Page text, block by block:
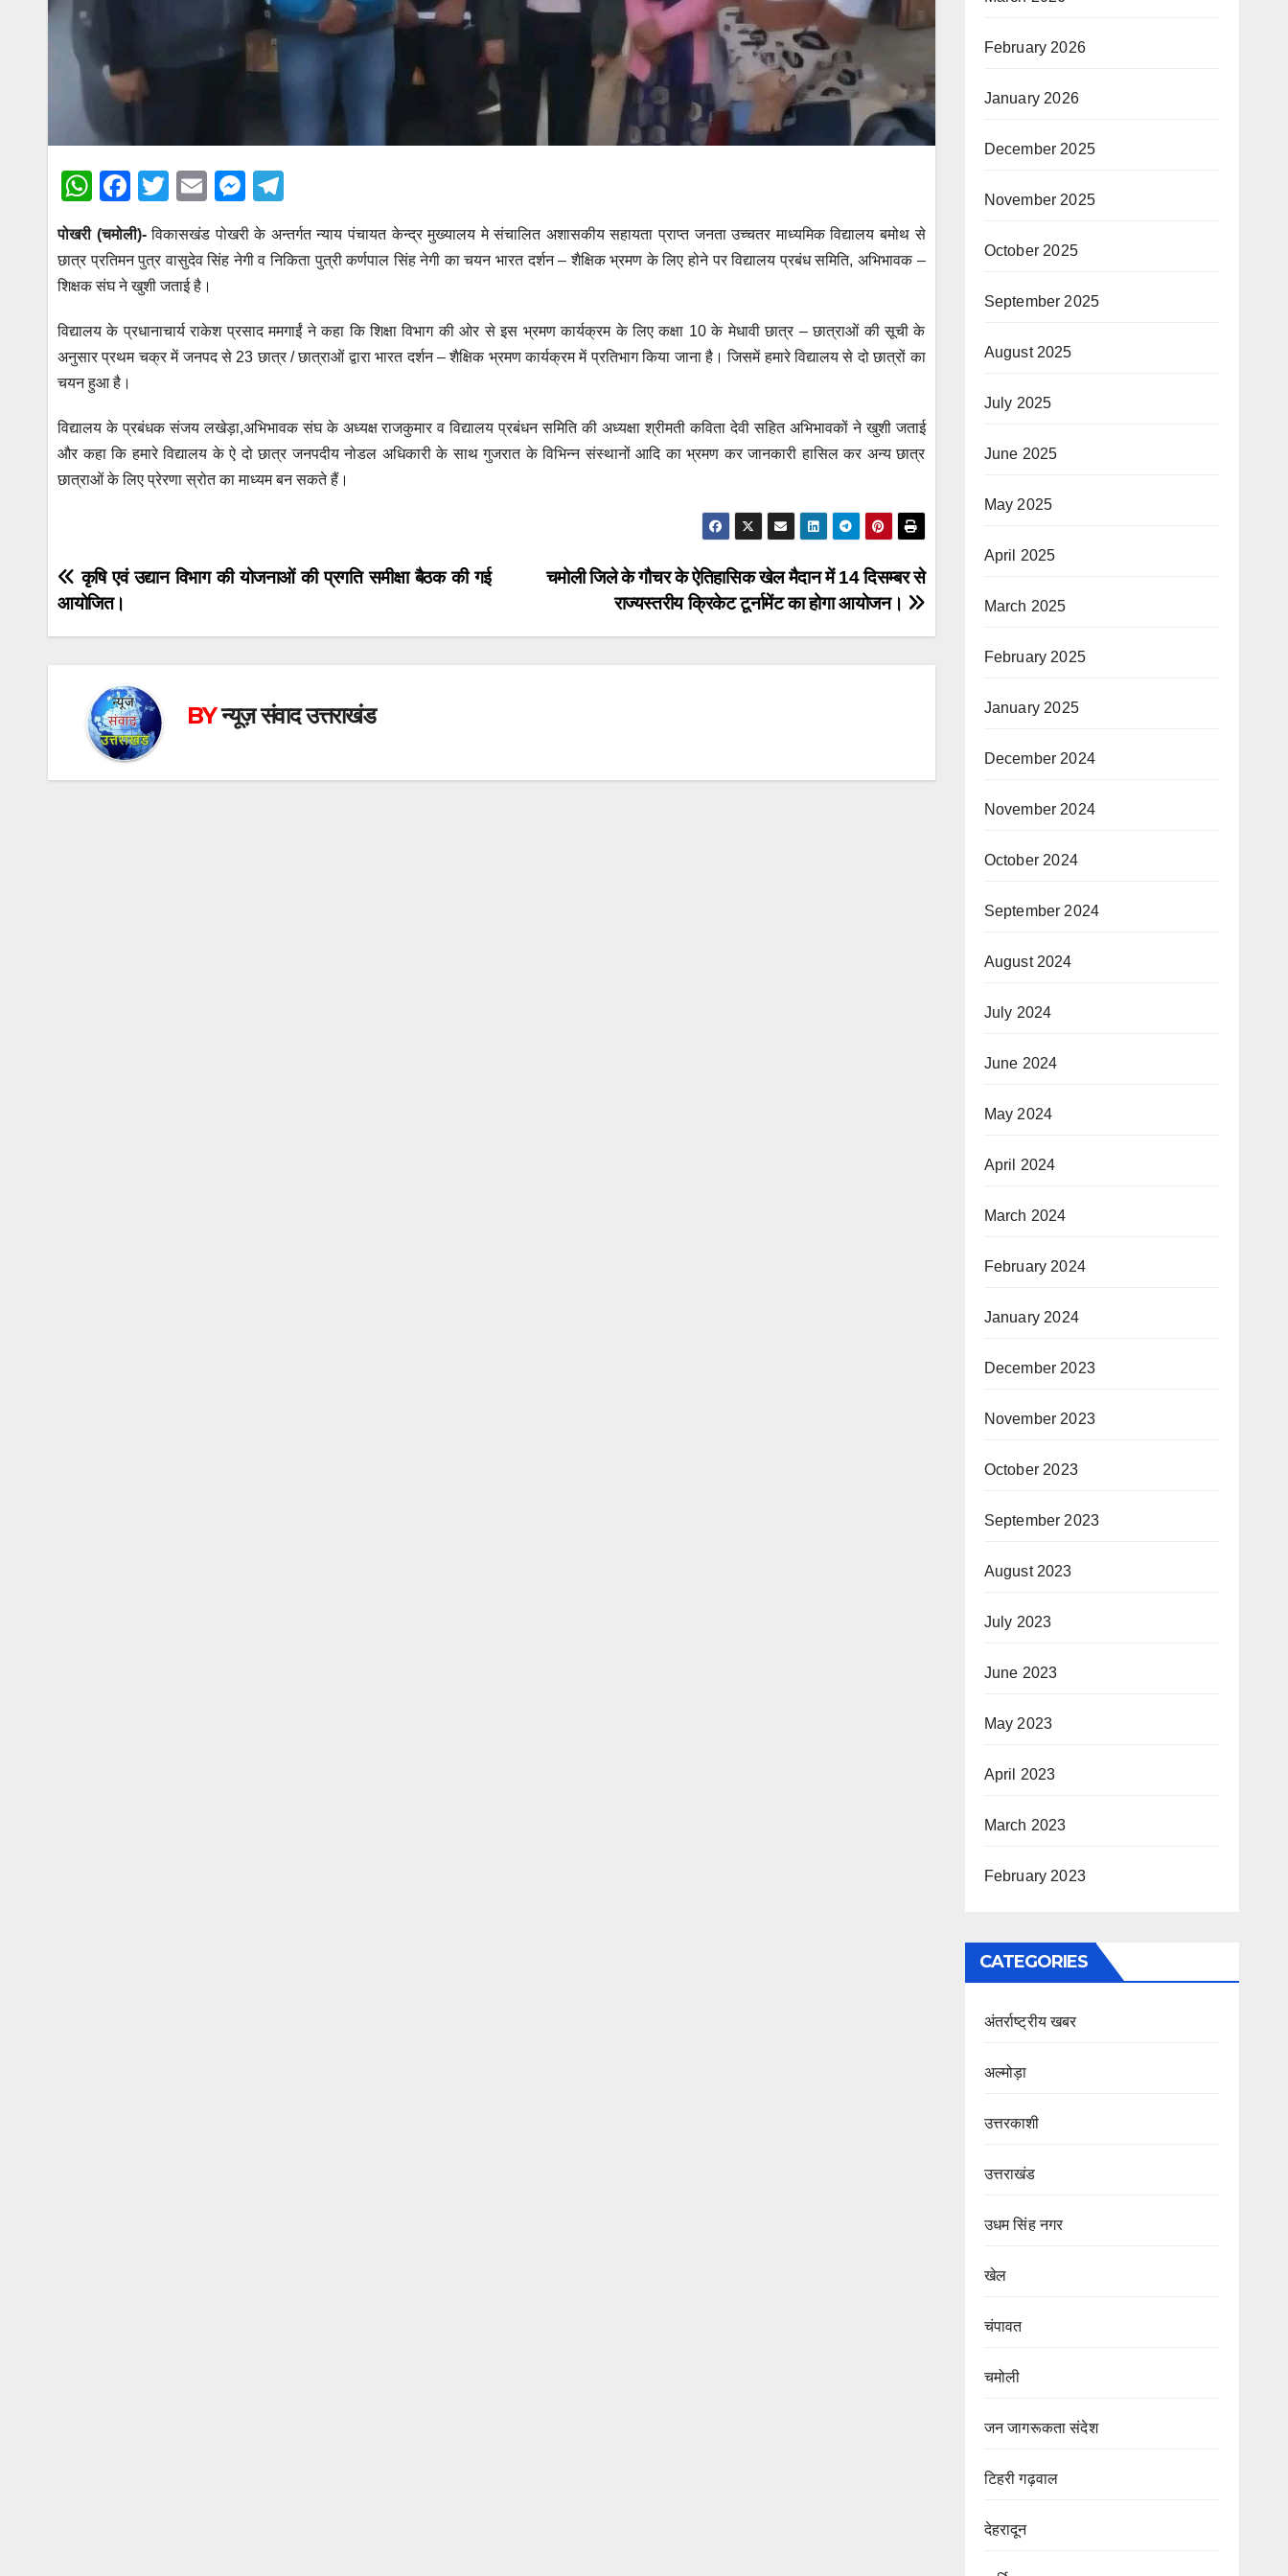
W
at
s
p
p
F
a
c
e
o
o
T
tt
er
E
m
ail
M
e
ss
g
er
el
e
m
पोखरी (चमोली)-विकासखंड पोखरी के अन्तर्गत न्याय पंचायत केन्द्र मुख्यालय मे संचालित अशासकीय सहायता प्राप्त जनता उच्चतर माध्यमिक विद्यालय बमोथ से
छात्र प्रतिमन पुत्र वासुदेव सिंह नेगी व निकिता पुत्री कर्णपाल सिंह नेगी का चयन भारत दर्शन – शैक्षिक भ्रमण के लिए होने पर विद्यालय प्रबंध समिति, अभिभावक –
शिक्षक संघ ने खुशी जताई है।
विद्यालय के प्रधानाचार्य राकेश प्रसाद ममगाईं ने कहा कि शिक्षा विभाग की ओर से इस भ्रमण कार्यक्रम के लिए कक्षा 10 के मेधावी छात्र – छात्राओं की सूची के
अनुसार प्रथम चक्र में जनपद से 23 छात्र / छात्राओं द्वारा भारत दर्शन – शैक्षिक भ्रमण कार्यक्रम में प्रतिभाग किया जाना है। जिसमें हमारे विद्यालय से दो छात्रों का
चयन हुआ है।
विद्यालय के प्रबंधक संजय लखेड़ा,अभिभावक संघ के अध्यक्ष राजकुमार व विद्यालय प्रबंधन समिति की अध्यक्षा श्रीमती कविता देवी सहित अभिभावकों ने खुशी जताई
और कहा कि हमारे विद्यालय के ऐ दो छात्र जनपदीय नोडल अधिकारी के साथ गुजरात के विभिन्न संस्थानों आदि का भ्रमण कर जानकारी हासिल कर अन्य छात्र
छात्राओं के लिए प्रेरणा स्रोत का माध्यम बन सकते हैं।
Post
navigation
चमोली जिले के गौचर के ऐतिहासिक खेल मैदान में 14 दिसम्बर से
राज्यस्तरीय क्रिकेट टूर्नामेंट का होगा आयोजन।
कृषि एवं उद्यान विभाग की योजनाओं की प्रगति समीक्षा बैठक की गई
आयोजित।
BYन्यूज़ संवाद उत्तराखंड
February 2026
January 2026
December 2025
November 2025
October 2025
September 2025
August 2025
July 2025
June 2025
May 2025
April 2025
March 2025
February 2025
January 2025
December 2024
November 2024
October 2024
September 2024
August 2024
July 2024
June 2024
May 2024
April 2024
March 2024
February 2024
January 2024
December 2023
November 2023
October 2023
September 2023
August 2023
July 2023
June 2023
May 2023
April 2023
March 2023
February 2023
CATEGORIES
अंतर्राष्ट्रीय खबर
अल्मोड़ा
उत्तरकाशी
उत्तराखंड
उधम सिंह नगर
खेल
चंपावत
चमोली
जन जागरूकता संदेश
टिहरी गढ़वाल
देहरादून